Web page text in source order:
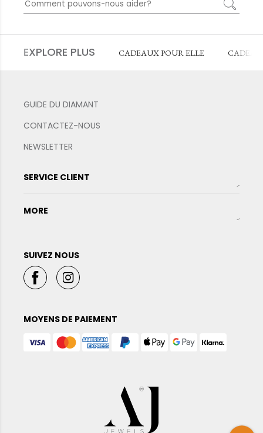
EXPLORE PLUS CADEAUX POUR ELLE
GUIDE DU DIAMANT
CONTACTEZ-NOUS
NEWSLETTER
SERVICE CLIENT
MORE
SUIVEZ NOUS
MOYENS DE PAIEMENT